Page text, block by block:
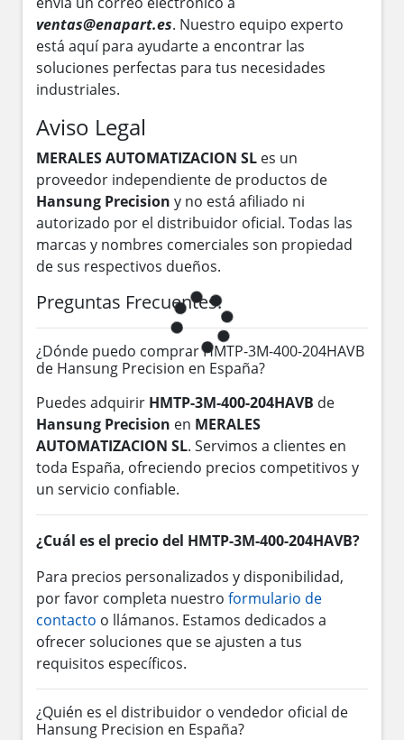
ventas@enapart.es. Nuestro equipo experto
está aquí para ayudarte a encontrar las
soluciones perfectas para tus necesidades
industriales.
Aviso Legal
MERALES AUTOMATIZACION SL es un
proveedor independiente de productos de
Hansung Precision y no está afiliado ni
autorizado por el distribuidor oficial. Todas las
marcas y nombres comerciales son propiedad
de sus respectivos dueños.
Preguntas Frecuentes:
¿Dónde puedo comprar HMTP-3M-400-204HAVB
de Hansung Precision en España?
Puedes adquirir HMTP-3M-400-204HAVB de
Hansung Precision en MERALES
AUTOMATIZACION SL. Servimos a clientes en
toda España, ofreciendo precios competitivos y
un servicio confiable.
¿Cuál es el precio del HMTP-3M-400-204HAVB?
Para precios personalizados y disponibilidad,
por favor completa nuestro formulario de
contacto o llámanos. Estamos dedicados a
ofrecer soluciones que se ajusten a tus
requisitos específicos.
¿Quién es el distribuidor o vendedor oficial de
Hansung Precision en España?